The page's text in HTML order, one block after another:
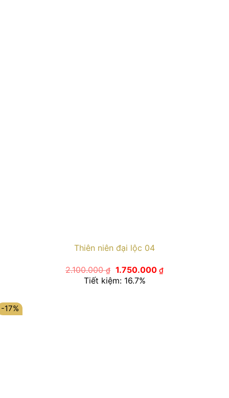
Thiên niên đại lộc 04
2.100.000₫ Giá
gốc
là:
1.750.000 ₫Giá
hiện
Tiết kiệm: 16.7%
-17%